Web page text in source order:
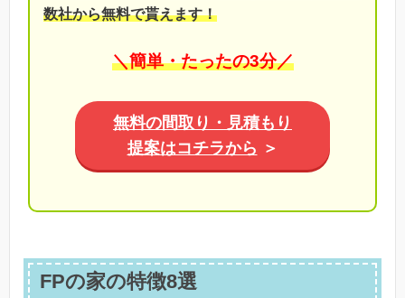
数社から無料で貰えます！
＼簡単・たったの3分／
無料の間取り・見積もり
提案はコチラから ＞
FPの家の特徴8選